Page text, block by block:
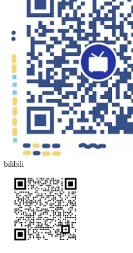
bilibili